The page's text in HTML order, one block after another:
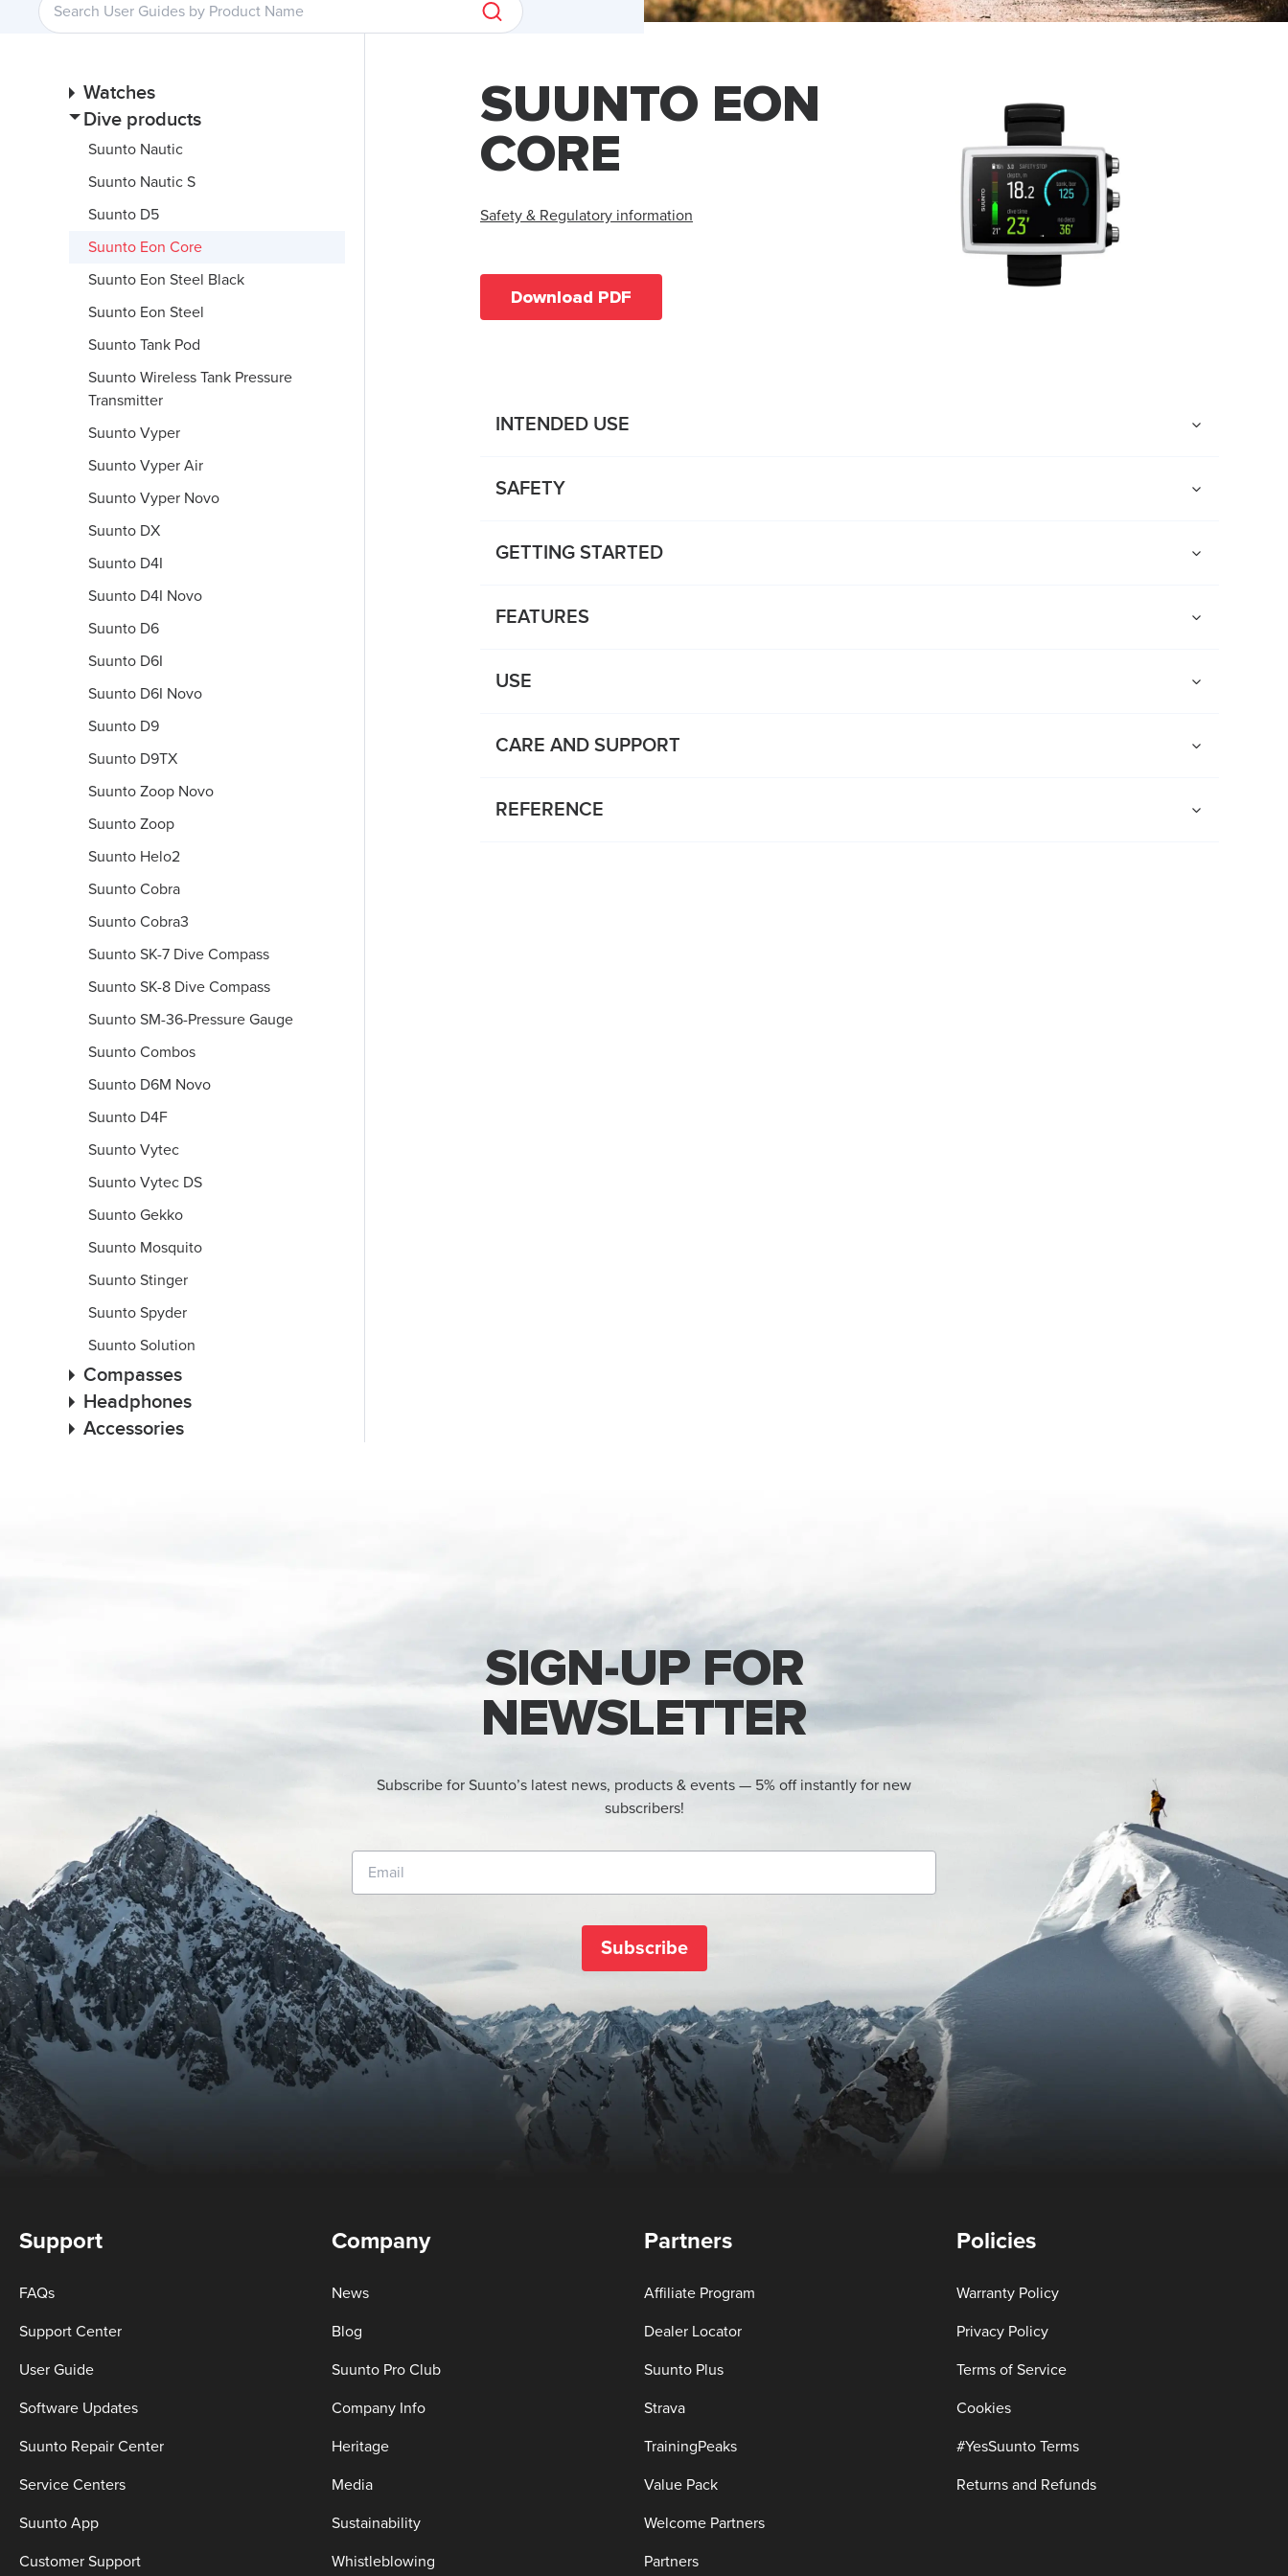
Watches
Dive products
Suunto Nautic
Suunto Nautic S
Suunto D5
Suunto Eon Core
Suunto Eon Steel Black
Suunto Eon Steel
Suunto Tank Pod
Suunto Wireless Tank Pressure
Transmitter
Suunto Vyper
Suunto Vyper Air
Suunto Vyper Novo
Suunto DX
Suunto D4I
Suunto D4I Novo
Suunto D6
Suunto D6I
Suunto D6I Novo
Suunto D9
Suunto D9TX
Suunto Zoop Novo
Suunto Zoop
Suunto Helo2
Suunto Cobra
Suunto Cobra3
Suunto SK-7 Dive Compass
Suunto SK-8 Dive Compass
Suunto SM-36-Pressure Gauge
Suunto Combos
Suunto D6M Novo
Suunto D4F
Suunto Vytec
Suunto Vytec DS
Suunto Gekko
Suunto Mosquito
Suunto Stinger
Suunto Spyder
Suunto Solution
Compasses
Headphones
Accessories
SUUNTO EON
CORE
Safety & Regulatory information
Download PDF
INTENDED USE
SAFETY
GETTING STARTED
FEATURES
USE
CARE AND SUPPORT
REFERENCE
SIGN-UP FOR
NEWSLETTER
Subscribe for Suunto’s latest news, products & events — 5% off instantly for new
subscribers!
Subscribe
Support
FAQs
Support Center
User Guide
Software Updates
Suunto Repair Center
Service Centers
Suunto App
Customer Support
Company
News
Blog
Suunto Pro Club
Company Info
Heritage
Media
Sustainability
Whistleblowing
Partners
Affiliate Program
Dealer Locator
Suunto Plus
Strava
TrainingPeaks
Value Pack
Welcome Partners
Partners
Policies
Warranty Policy
Privacy Policy
Terms of Service
Cookies
#YesSuunto Terms
Returns and Refunds